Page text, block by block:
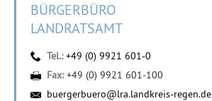
BÜRGERBÜRO
LANDRATSAMT
Tel.:+49 (0) 9921 601-0
Fax:+49 (0) 9921 601-100
buergerbuero@lra.landkreis-regen.de